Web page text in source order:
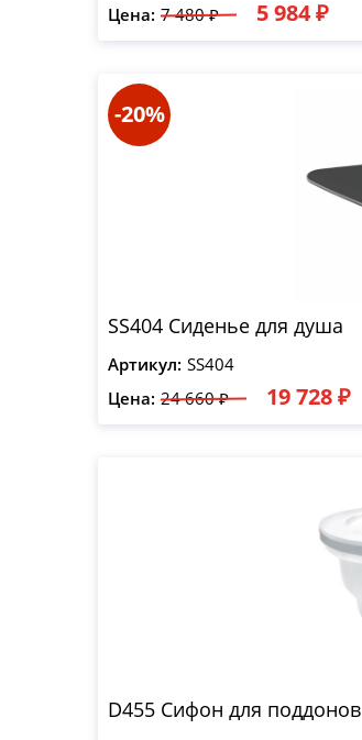
Цена: 7 480 ₽ 5 984 ₽
-20%
SS404 Сиденье для душа
Артикул: SS404
Цена: 24 660 ₽ 19 728 ₽
D455 Сифон для поддонов